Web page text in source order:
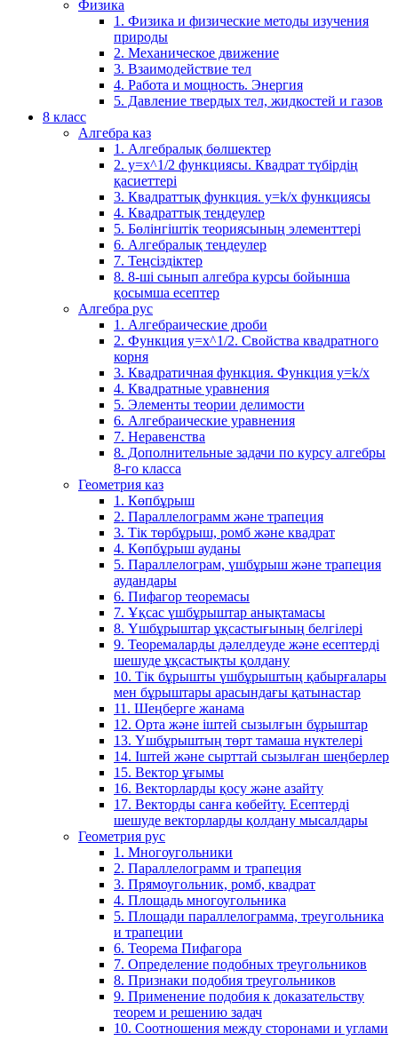
Физика
1. Физика и физические методы изучения
природы
2. Механическое движение
3. Взаимодействие тел
4. Работа и мощность. Энергия
5. Давление твердых тел, жидкостей и газов
8 класс
Алгебра каз
1. Алгебралық бөлшектер
2. у=х^1/2 функциясы. Квадрат түбірдің
қасиеттері
3. Квадраттық функция. у=k/x функциясы
4. Квадраттық теңдеулер
5. Бөлінгіштік теориясының элементтері
6. Алгебралық теңдеулер
7. Теңсіздіктер
8. 8-ші сынып алгебра курсы бойынша
қосымша есептер
Алгебра рус
1. Алгебраические дроби
2. Функция y=x^1/2. Свойства квадратного
корня
3. Квадратичная функция. Функция у=k/x
4. Квадратные уравнения
5. Элементы теории делимости
6. Алгебраические уравнения
7. Неравенства
8. Дополнительные задачи по курсу алгебры
8-го класса
Геометрия каз
1. Көпбұрыш
2. Параллелограмм және трапеция
3. Тік төрбұрыш, ромб және квадрат
4. Көпбұрыш ауданы
5. Параллелограм, үшбұрыш және трапеция
аудандары
6. Пифагор теоремасы
7. Ұқсас үшбұрыштар анықтамасы
8. Үшбұрыштар ұқсастығының белгілері
9. Теоремаларды дәлелдеуде және есептерді
шешуде ұқсастықты қолдану
10. Тік бұрышты үшбұрыштың қабырғалары
мен бұрыштары арасындағы қатынастар
11. Шеңберге жанама
12. Орта және іштей сызылғын бұрыштар
13. Үшбұрыштың төрт тамаша нүктелері
14. Іштей және сырттай сызылған шеңберлер
15. Вектор ұғымы
16. Векторларды қосу және азайту
17. Векторды санға көбейту. Есептерді
шешуде векторларды қолдану мысалдары
Геометрия рус
1. Многоугольники
2. Параллелограмм и трапеция
3. Прямоугольник, ромб, квадрат
4. Площадь многоугольника
5. Площади параллелограмма, треугольника
и трапеции
6. Теорема Пифагора
7. Определение подобных треугольников
8. Признаки подобия треугольников
9. Применение подобия к доказательству
теорем и решению задач
10. Соотношения между сторонами и углами